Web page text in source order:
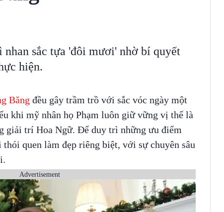
nhan sắc tựa 'đôi mươi' nhờ bí quyết
hiện.
Băng đều gây trầm trồ với sắc vóc ngày một
khi mỹ nhân họ Phạm luôn giữ vững vị thế là
giải trí Hoa Ngữ. Để duy trì những ưu điểm
quen làm đẹp riêng biệt, với sự chuyên sâu
Advertisement